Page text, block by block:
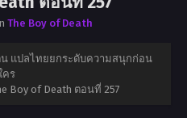
The Boy of Death
น แปลไทยยกระดับความสนุกก่อน
คร
Boy of Death ตอนที่ 257